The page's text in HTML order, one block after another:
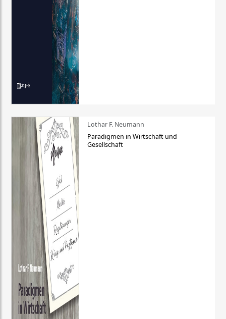
Lothar F. Neumann
Paradigmen in Wirtschaft und
Gesellschaft